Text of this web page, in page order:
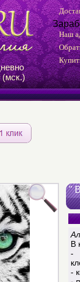
(мск.)
Наш
"
В
-
-